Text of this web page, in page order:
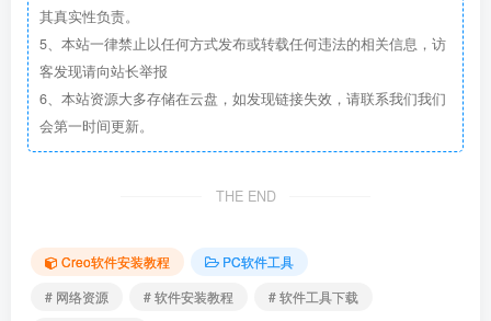
其真实性负责。
5、本站一律禁止以任何方式发布或转载任何违法的相关信息，访
客发现请向站长举报
6、本站资源大多存储在云盘，如发现链接失效，请联系我们我们
会第一时间更新。
THE END
Creo软件安装教程
PC软件工具
# 网络资源
# 软件安装教程
# 软件工具下载